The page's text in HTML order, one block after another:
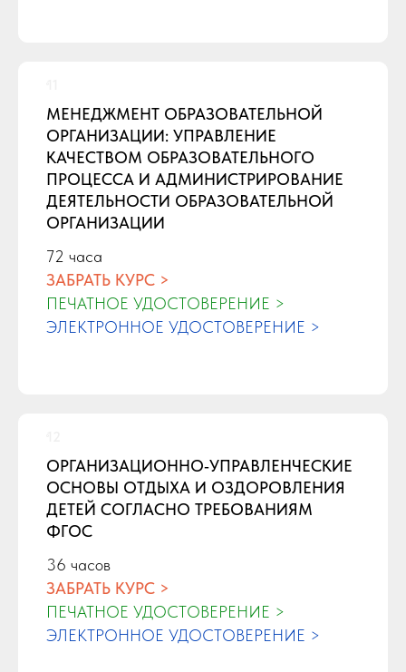
МЕНЕДЖМЕНТ ОБРАЗОВАТЕЛЬНОЙ
ОРГАНИЗАЦИИ: УПРАВЛЕНИЕ
КАЧЕСТВОМ ОБРАЗОВАТЕЛЬНОГО
ПРОЦЕССА И АДМИНИСТРИРОВАНИЕ
ДЕЯТЕЛЬНОСТИ ОБРАЗОВАТЕЛЬНОЙ
ОРГАНИЗАЦИИ
72 часа
ЗАБРАТЬ КУРС >
ПЕЧАТНОЕ УДОСТОВЕРЕНИЕ >
ЭЛЕКТРОННОЕ УДОСТОВЕРЕНИЕ >
ОРГАНИЗАЦИОННО‑УПРАВЛЕНЧЕСКИЕ
ОСНОВЫ ОТДЫХА И ОЗДОРОВЛЕНИЯ
ДЕТЕЙ СОГЛАСНО ТРЕБОВАНИЯМ
ФГОС
36 часов
ЗАБРАТЬ КУРС >
ПЕЧАТНОЕ УДОСТОВЕРЕНИЕ >
ЭЛЕКТРОННОЕ УДОСТОВЕРЕНИЕ >